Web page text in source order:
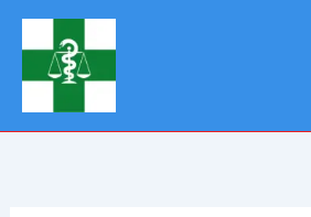
Hoppa
innehåll